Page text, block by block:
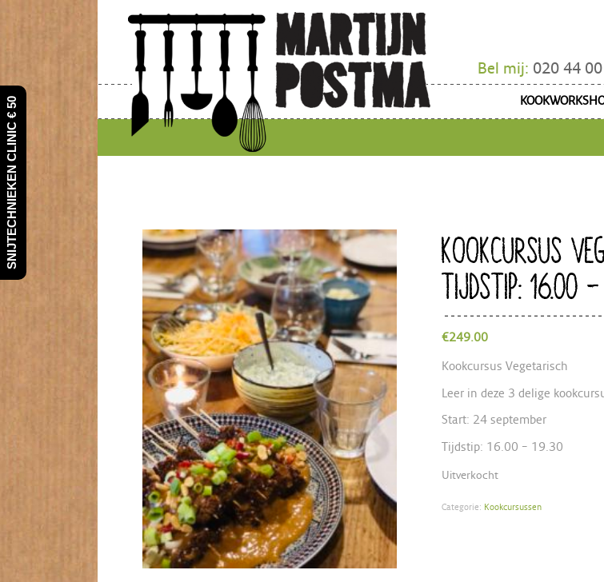
Bel mij: 020 44
KOOKCURSUS
TIJDSTIP: 16.00
€249.00
Kookcursus Vegetarisch
Leer in deze 3 delige
Start: 24 september
Tijdstip: 16.00 – 19.30
Uitverkocht
Categorie: Kookcursussen
SNIJTECHNIEKEN CLINIC € 50